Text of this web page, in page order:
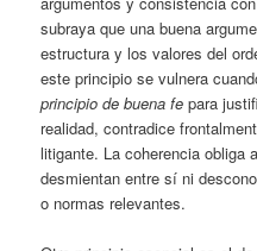
subraya que una buena
estructura y los valores del
este principio se vulnera
principio de buena fe para
realidad, contradice
litigante. La coherencia obliga
desmientan entre sí ni
o normas relevantes.